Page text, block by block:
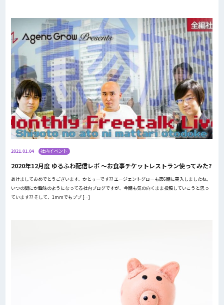
2021.01.04 社内イベント
2020年12月度 ゆるふわ配信レポ 〜お食事チケットレストラン使ってみた?
あけましておめでとうございます、かとぅーです?? エージェントグローも第6期に突入しましたね。
いつの間にか趣味のようになってる社内ブログですが、今期も気の向くまま投稿していこうと思っ
ています?? そして、1mmでもププ […]